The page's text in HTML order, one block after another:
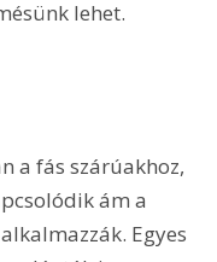
lehet.
a fás szárúakhoz,
ám a
Egyes